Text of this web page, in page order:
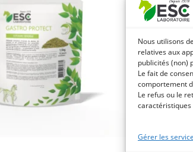
Nous utilisons
relatives aux
publicités (non)
Le fait de
comportement
Le refus ou le
caractéristiques
Gérer les